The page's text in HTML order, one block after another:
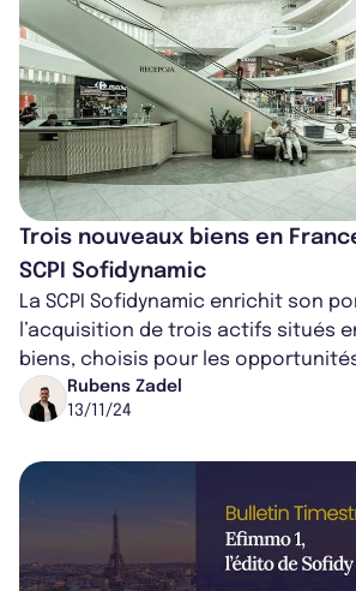
Trois nouveaux biens en
SCPI Sofidynamic
La SCPI Sofidynamic enrichit son
l’acquisition de trois actifs situés
biens, choisis pour les
présentent des rendement...
Rubens Zadel
13/11/24